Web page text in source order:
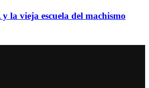
la vieja escuela del machismo